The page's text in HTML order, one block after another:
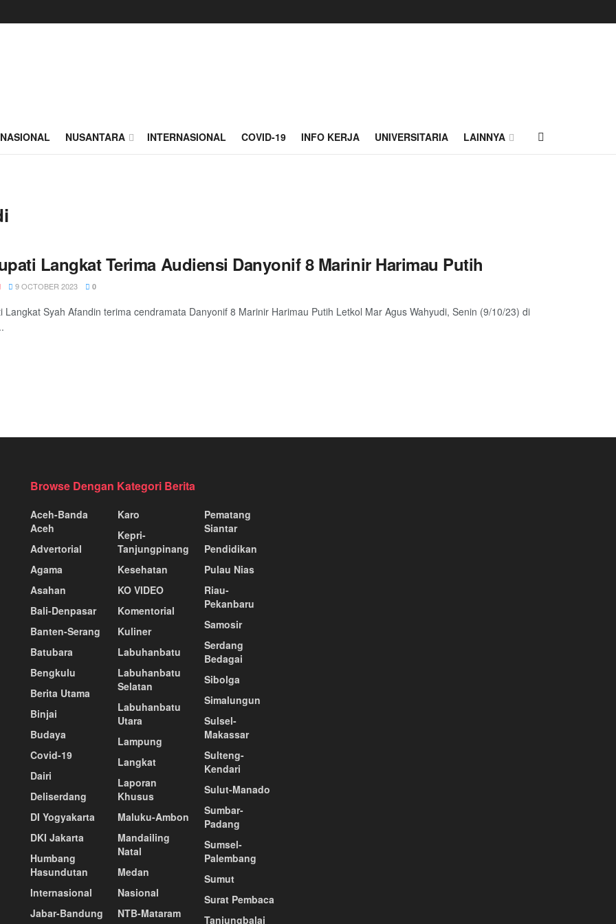
NASIONAL NUSANTARA INTERNASIONAL COVID-19 INFO KERJA UNIVERSITARIA LAINNYA
Langkat Terima Audiensi Danyonif 8 Marinir Harimau Putih
9 OCTOBER 2023 0
Langkat Syah Afandin terima cendramata Danyonif 8 Marinir Harimau Putih Letkol Mar Agus Wahyudi, Senin (9/10/23) di
Browse Dengan Kategori Berita
Aceh-Banda
Aceh
Advertorial
Agama
Asahan
Bali-Denpasar
Banten-Serang
Batubara
Bengkulu
Berita Utama
Binjai
Budaya
Covid-19
Dairi
Deliserdang
DI Yogyakarta
DKI Jakarta
Humbang
Hasundutan
Internasional
Jabar-Bandung
Karo
Kepri-
Tanjungpinang
Kesehatan
KO VIDEO
Komentorial
Kuliner
Labuhanbatu
Labuhanbatu
Selatan
Labuhanbatu
Utara
Lampung
Langkat
Laporan
Khusus
Maluku-Ambon
Mandailing
Natal
Medan
Nasional
NTB-Mataram
Pematang
Siantar
Pendidikan
Pulau Nias
Riau-
Pekanbaru
Samosir
Serdang
Bedagai
Sibolga
Simalungun
Sulsel-
Makassar
Sulteng-
Kendari
Sulut-Manado
Sumbar-
Padang
Sumsel-
Palembang
Sumut
Surat Pembaca
Tanjungbalai